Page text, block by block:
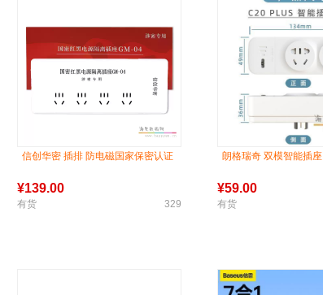
信创华密 插排 防电磁国家保密认证
¥139.00
有货 329
朗格瑞奇 双模智能插座
¥59.00
有货